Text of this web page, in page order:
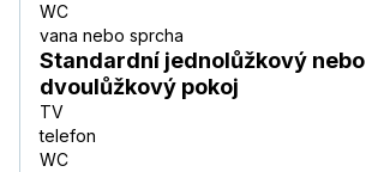
WC
vana nebo sprcha
Standardní jednolůžkový nebo
dvoulůžkový pokoj
TV
telefon
WC